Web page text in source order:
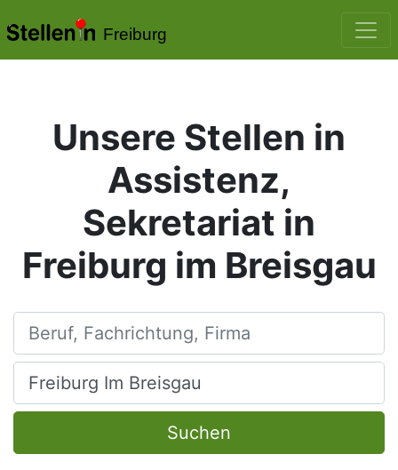
Freiburg
Unsere Stellen in
Assistenz,
Sekretariat in
Freiburg im Breisgau
Beruf, Fachrichtung, Firma
Ort, Stadt
Suchen